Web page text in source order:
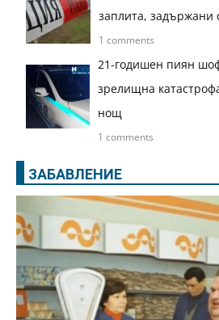
заплита, задържани
1 comments
21-годишен пиян
зрелищна
нощ
1 comments
ЗАБАВЛЕНИЕ